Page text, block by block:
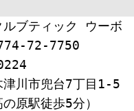
ルブティック ウーボ
72-7750
津川市兜台7丁目1-5
の原駅徒歩5分）